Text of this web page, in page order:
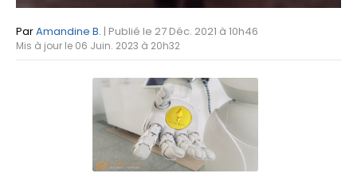
ParAmandine B. | Publié le 27 Déc. 2021 à 10h46
Mis à jour le 06 Juin. 2023 à 20h32